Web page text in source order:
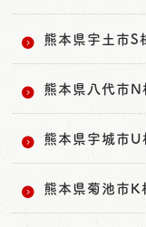
熊本県宇土市S
熊本県八代市N
熊本県宇城市U
熊本県菊池市K